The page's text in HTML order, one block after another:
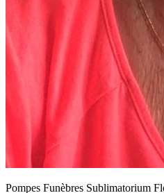
Pompes Funèbres Sublimatorium